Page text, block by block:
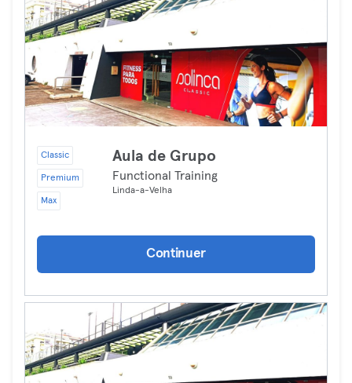
Classic
Premium
Max
Aula de Grupo
Functional Training
Linda-a-Velha
Continuer